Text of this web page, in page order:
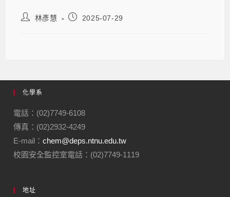
林彥慧 2025-07-29
化學系
電話：(02)7749-6108
傳真：(02)2932-4249
E-mail：chem@deps.ntnu.edu.tw
校園安全監控室電話：(02)7749-1119
地址